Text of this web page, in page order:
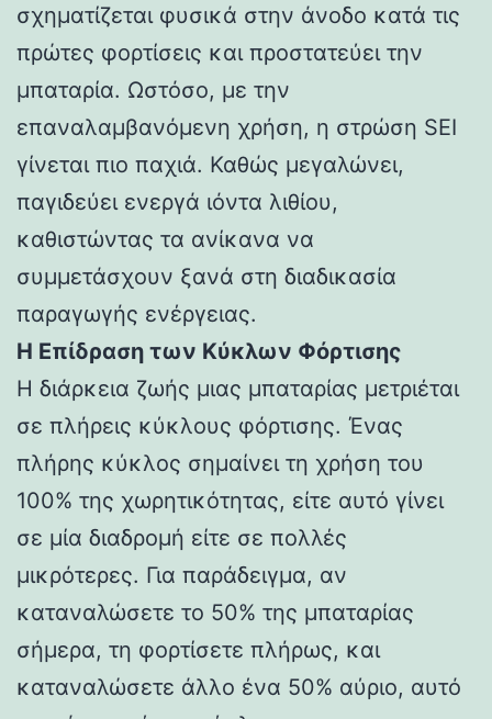
σχηματίζεται φυσικά στην άνοδο κατά τις
πρώτες φορτίσεις και προστατεύει την
μπαταρία. Ωστόσο, με την
επαναλαμβανόμενη χρήση, η στρώση SEI
γίνεται πιο παχιά. Καθώς μεγαλώνει,
παγιδεύει ενεργά ιόντα λιθίου,
καθιστώντας τα ανίκανα να
συμμετάσχουν ξανά στη διαδικασία
παραγωγής ενέργειας.
Η Επίδραση των Κύκλων Φόρτισης
Η διάρκεια ζωής μιας μπαταρίας μετριέται
σε πλήρεις κύκλους φόρτισης. Ένας
πλήρης κύκλος σημαίνει τη χρήση του
100% της χωρητικότητας, είτε αυτό γίνει
σε μία διαδρομή είτε σε πολλές
μικρότερες. Για παράδειγμα, αν
καταναλώσετε το 50% της μπαταρίας
σήμερα, τη φορτίσετε πλήρως, και
καταναλώσετε άλλο ένα 50% αύριο, αυτό